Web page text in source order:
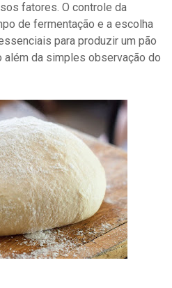
fatores. O controle da
de fermentação e a escolha
para produzir um pão
além da simples observação do